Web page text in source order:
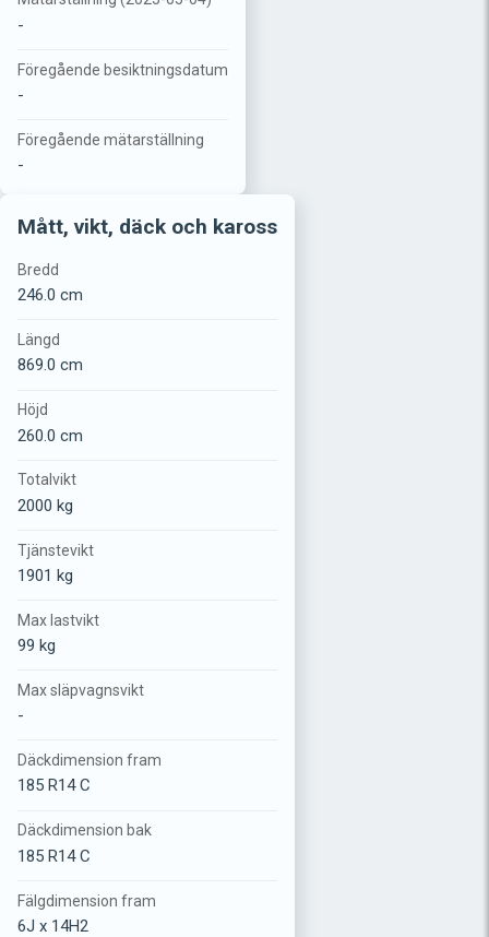
-
Föregående besiktningsdatum
-
Föregående mätarställning
-
Mått, vikt, däck och kaross
Bredd
246.0 cm
Längd
869.0 cm
Höjd
260.0 cm
Totalvikt
2000 kg
Tjänstevikt
1901 kg
Max lastvikt
99 kg
Max släpvagnsvikt
-
Däckdimension fram
185 R14 C
Däckdimension bak
185 R14 C
Fälgdimension fram
6J x 14H2